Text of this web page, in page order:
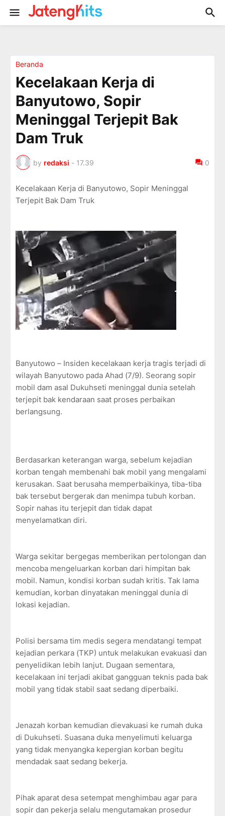
Beranda
Kecelakaan Kerja di
Banyutowo, Sopir
Meninggal Terjepit Bak
Dam Truk
by redaksi - 17.39 0
Kecelakaan Kerja di Banyutowo, Sopir Meninggal
Terjepit Bak Dam Truk
Banyutowo – Insiden kecelakaan kerja tragis terjadi di
wilayah Banyutowo pada Ahad (7/9). Seorang sopir
mobil dam asal Dukuhseti meninggal dunia setelah
terjepit bak kendaraan saat proses perbaikan
berlangsung.
Berdasarkan keterangan warga, sebelum kejadian
korban tengah membenahi bak mobil yang mengalami
kerusakan. Saat berusaha memperbaikinya, tiba-tiba
bak tersebut bergerak dan menimpa tubuh korban.
Sopir nahas itu terjepit dan tidak dapat
menyelamatkan diri.
Warga sekitar bergegas memberikan pertolongan dan
mencoba mengeluarkan korban dari himpitan bak
mobil. Namun, kondisi korban sudah kritis. Tak lama
kemudian, korban dinyatakan meninggal dunia di
lokasi kejadian.
Polisi bersama tim medis segera mendatangi tempat
kejadian perkara (TKP) untuk melakukan evakuasi dan
penyelidikan lebih lanjut. Dugaan sementara,
kecelakaan ini terjadi akibat gangguan teknis pada bak
mobil yang tidak stabil saat sedang diperbaiki.
Jenazah korban kemudian dievakuasi ke rumah duka
di Dukuhseti. Suasana duka menyelimuti keluarga
yang tidak menyangka kepergian korban begitu
mendadak saat sedang bekerja.
Pihak aparat desa setempat menghimbau agar para
sopir dan pekerja selalu mengutamakan prosedur